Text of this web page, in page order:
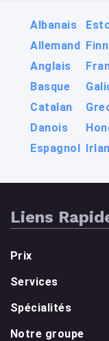
Albanais
Allemand
Anglais
Basque
Catalan
Danois
Espagnol
Liens
Prix
Services
Spécialités
Notre groupe